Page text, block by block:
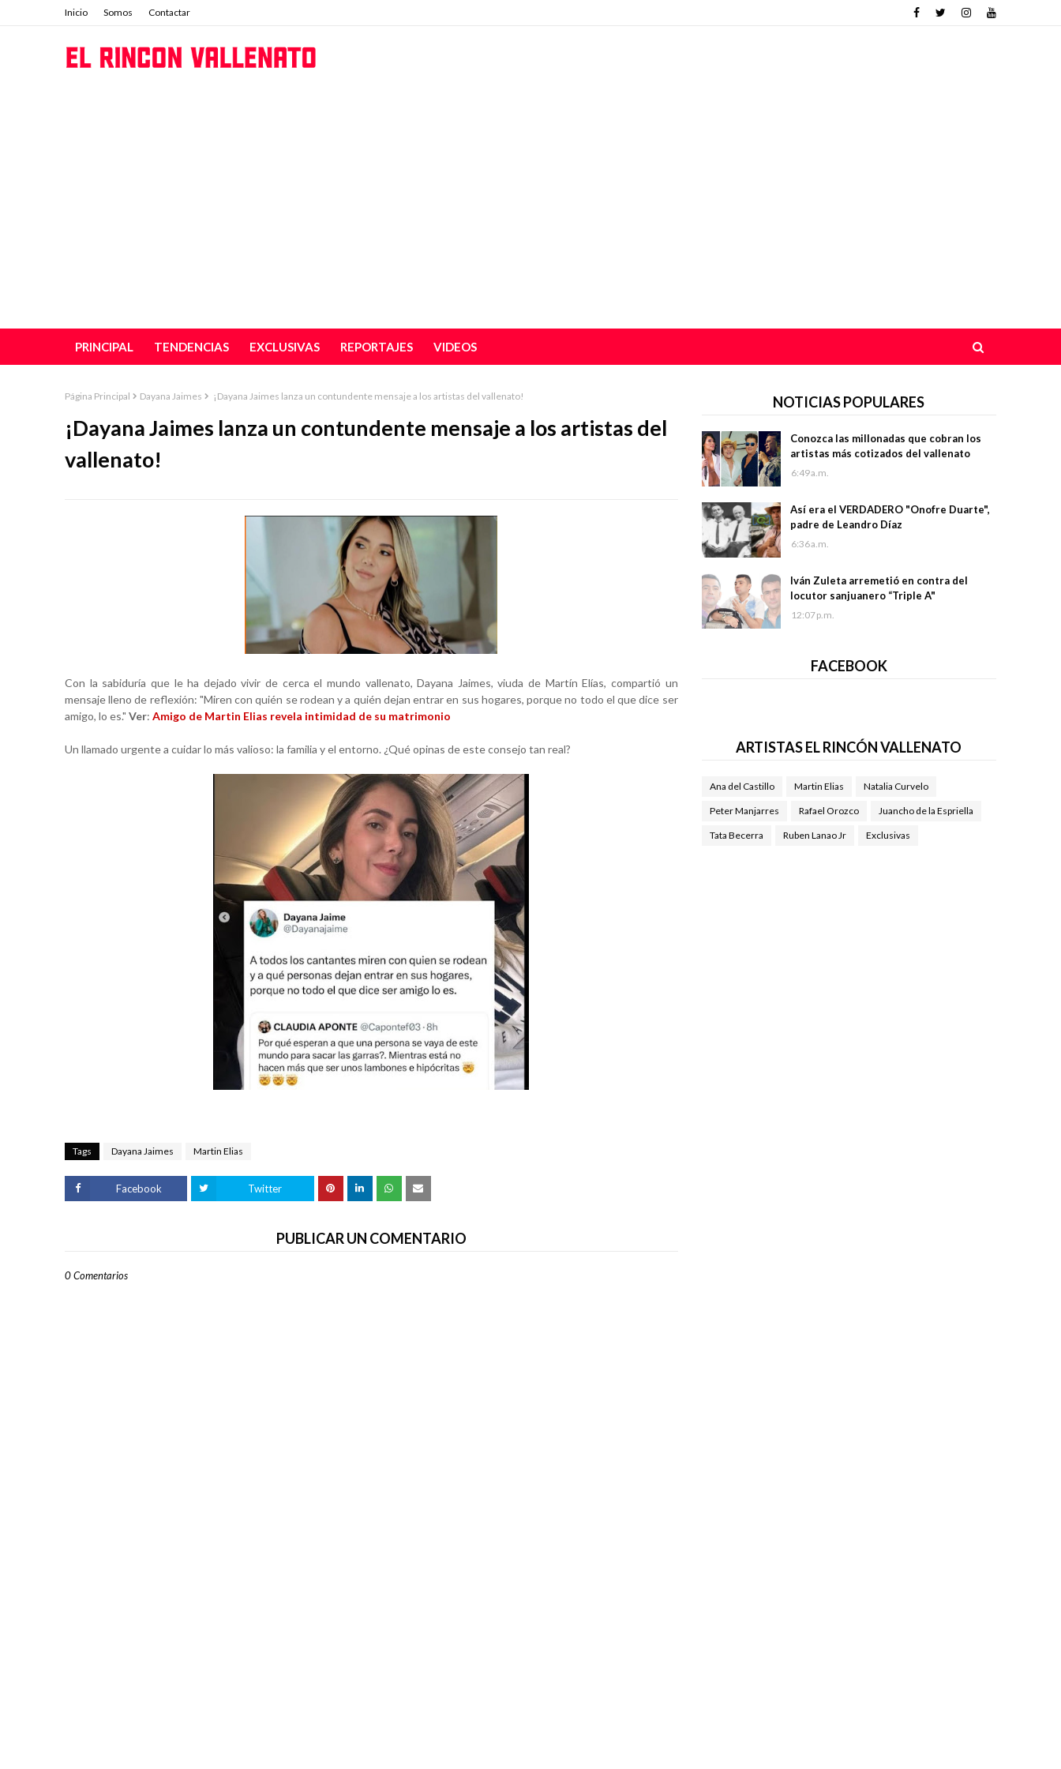
Inicio Somos Contactar
PRINCIPAL TENDENCIAS EXCLUSIVAS REPORTAJES VIDEOS
Página Principal Dayana Jaimes ¡Dayana Jaimes lanza un contundente mensaje a los artistas del vallenato!
¡Dayana Jaimes lanza un contundente mensaje a los artistas del
vallenato!
Con la sabiduría que le ha dejado vivir de cerca el mundo vallenato, Dayana Jaimes, viuda de Martín Elías, compartió un
mensaje lleno de reflexión: "Miren con quién se rodean y a quién dejan entrar en sus hogares, porque no todo el que dice ser
amigo, lo es." Ver: Amigo de Martin Elias revela intimidad de su matrimonio
Un llamado urgente a cuidar lo más valioso: la familia y el entorno. ¿Qué opinas de este consejo tan real?
Tags Dayana Jaimes Martin Elias
Facebook Twitter
PUBLICAR UN COMENTARIO
0 Comentarios
NOTICIAS POPULARES
Conozca las millonadas que cobran los
artistas más cotizados del vallenato
6:49 a.m.
Así era el VERDADERO "Onofre Duarte",
padre de Leandro Díaz
6:36 a.m.
Iván Zuleta arremetió en contra del
locutor sanjuanero “Triple A"
12:07 p.m.
FACEBOOK
ARTISTAS EL RINCÓN VALLENATO
Ana del Castillo Martin Elias Natalia Curvelo
Peter Manjarres Rafael Orozco Juancho de la Espriella
Tata Becerra Ruben Lanao Jr Exclusivas